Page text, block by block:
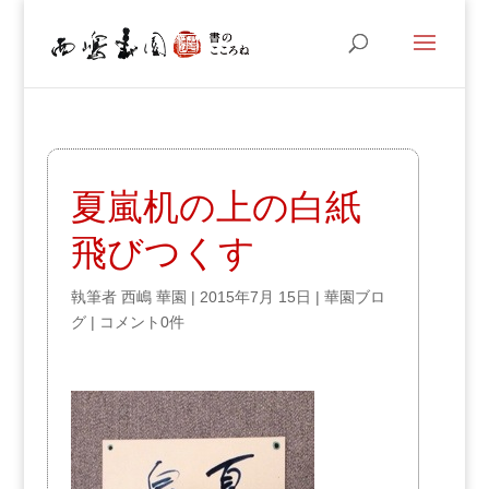
夏嵐机の上の白紙
飛びつくす
執筆者 西嶋 華園 | 2015年7月 15日 | 華園ブロ
グ| コメント0件